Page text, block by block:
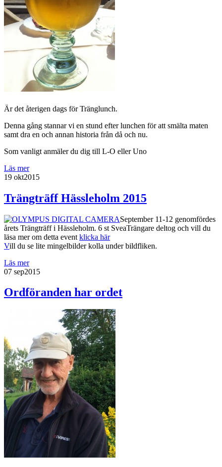
Är det återigen dags för Tränglunch.
Denna gång stannar vi en stund efter lunchen för att smälta maten
samt dra en och annan historia från då och nu.
Som vanligt anmäler du dig till L-O eller Uno
Läs mer
19 okt2015
Trängträff Hässleholm 2015
September 11-12 genomfördes
årets Trängträff i Hässleholm. 6 st SveaTrängare deltog och vill du
läsa mer om detta event klicka här
Vill du se lite mingelbilder kolla under bildfliken.
Läs mer
07 sep2015
Ordföranden har ordet